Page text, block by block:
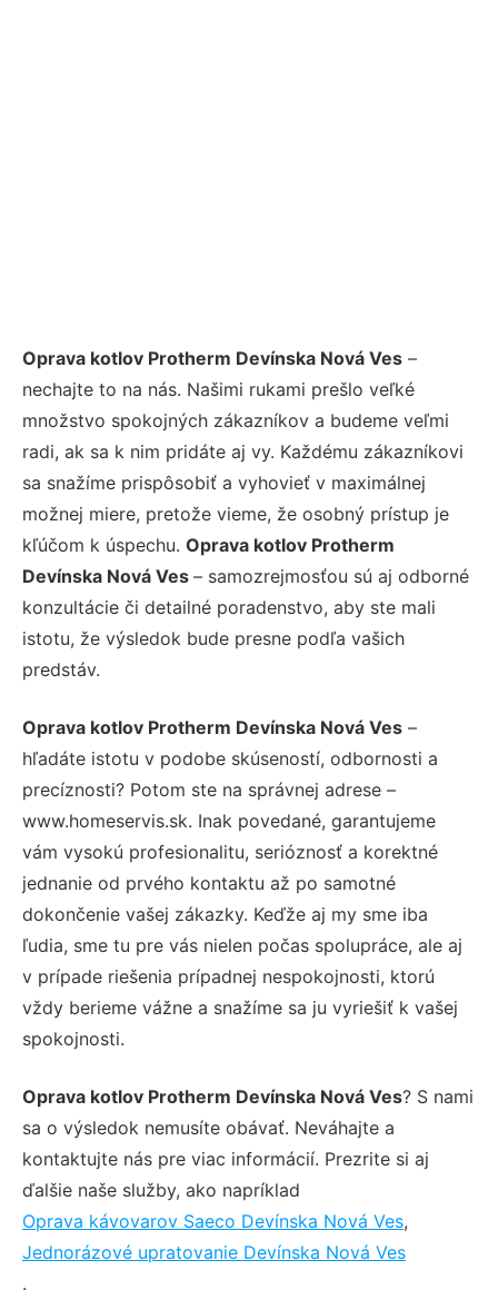
Oprava kotlov Protherm Devínska Nová Ves –
nechajte to na nás. Našimi rukami prešlo veľké
množstvo spokojných zákazníkov a budeme veľmi
radi, ak sa k nim pridáte aj vy. Každému zákazníkovi
sa snažíme prispôsobiť a vyhovieť v maximálnej
možnej miere, pretože vieme, že osobný prístup je
kľúčom k úspechu. Oprava kotlov Protherm
Devínska Nová Ves – samozrejmosťou sú aj odborné
konzultácie či detailné poradenstvo, aby ste mali
istotu, že výsledok bude presne podľa vašich
predstáv.
Oprava kotlov Protherm Devínska Nová Ves –
hľadáte istotu v podobe skúseností, odbornosti a
precíznosti? Potom ste na správnej adrese –
www.homeservis.sk. Inak povedané, garantujeme
vám vysokú profesionalitu, serióznosť a korektné
jednanie od prvého kontaktu až po samotné
dokončenie vašej zákazky. Keďže aj my sme iba
ľudia, sme tu pre vás nielen počas spolupráce, ale aj
v prípade riešenia prípadnej nespokojnosti, ktorú
vždy berieme vážne a snažíme sa ju vyriešiť k vašej
spokojnosti.
Oprava kotlov Protherm Devínska Nová Ves? S nami
sa o výsledok nemusíte obávať. Neváhajte a
kontaktujte nás pre viac informácií. Prezrite si aj
ďalšie naše služby, ako napríklad
Oprava kávovarov Saeco Devínska Nová Ves,
Jednorázové upratovanie Devínska Nová Ves
.